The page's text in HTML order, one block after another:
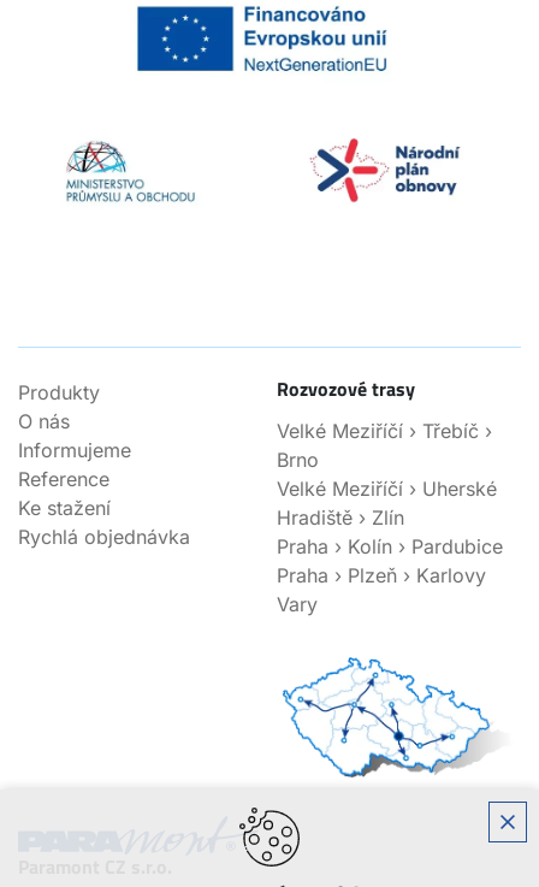
Produkty
O nás
Informujeme
Reference
Ke stažení
Rychlá objednávka
Rozvozové trasy
Velké Meziříčí › Třebíč ›
Brno
Velké Meziříčí › Uherské
Hradiště › Zlín
Praha › Kolín › Pardubice
Praha › Plzeň › Karlovy
Vary